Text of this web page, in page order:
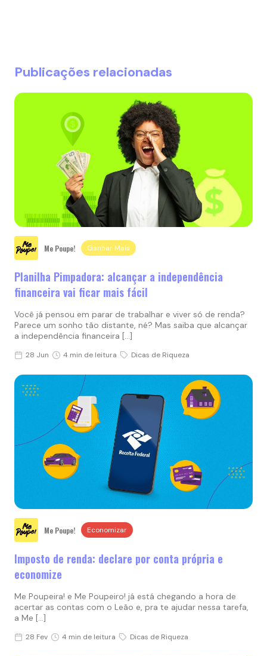
Publicações relacionadas
Me Poupe! Ganhar Mais
Planilha Pimpadora: alcançar a independência
financeira vai ficar mais fácil
Você já pensou em parar de trabalhar e viver só de renda?
Parece um sonho tão distante, né? Mas saiba que alcançar
a independência financeira […]
28 Jun 4 min de leitura Dicas de Riqueza
Me Poupe! Economizar
Imposto de renda: declare por conta própria e
economize
Me Poupeira! e Me Poupeiro! já está chegando a hora de
acertar as contas com o Leão e, pra te ajudar nessa tarefa,
a Me […]
28 Fev 4 min de leitura Dicas de Riqueza